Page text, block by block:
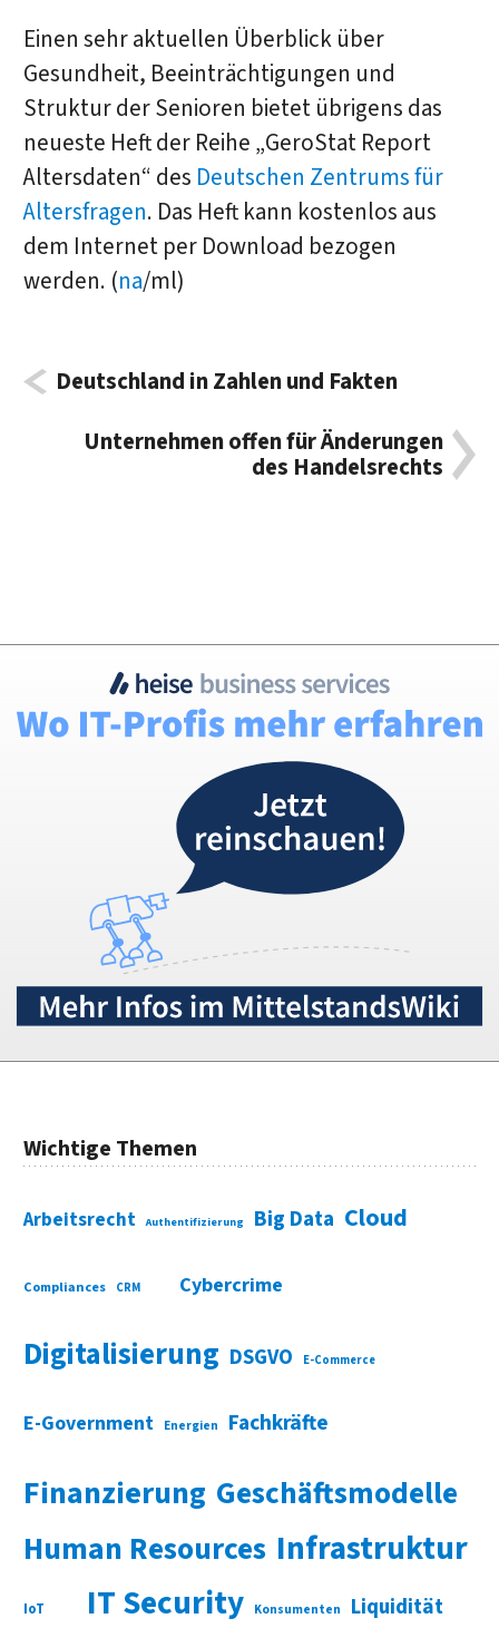
Einen sehr aktuellen Überblick über
Gesundheit, Beeinträchtigungen und
Struktur der Senioren bietet übrigens das
neueste Heft der Reihe „GeroStat Report
Altersdaten“ des Deutschen Zentrums für
Altersfragen. Das Heft kann kostenlos aus
dem Internet per Download bezogen
werden. (na/ml)
Deutschland in Zahlen und Fakten
Unternehmen offen für Änderungen
des Handelsrechts
Wichtige Themen
Arbeitsrecht Authentifizierung Big Data Cloud
Compliances CRM Cybercrime
Digitalisierung DSGVO E-Commerce
E-Government Energien Fachkräfte
Finanzierung Geschäftsmodelle
Human Resources Infrastruktur
IoT IT Security Konsumenten Liquidität